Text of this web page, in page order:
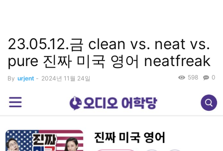
23.05.12.금 clean vs. neat vs.
pure 진짜 미국 영어 neatfreak
By urjent - 2024년 11월 24일 0
598